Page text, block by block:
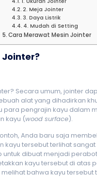
2. Meja Jointer
3. Daya Listrik
4. Mudah di Setting
Cara Merawat Mesin Jointer
Secara umum, jointer
alat yang dihadirkan
para pengrajin kayu dalam
kayu (wood surface).
Anda baru saja
kayu tersebut terlihat
untuk dibuat menjadi
kayu tersebut di atas
melihat bahwa kayu tersebut